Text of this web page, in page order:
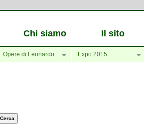
Chi siamo Il sito
Opere di Leonardo Expo 2015